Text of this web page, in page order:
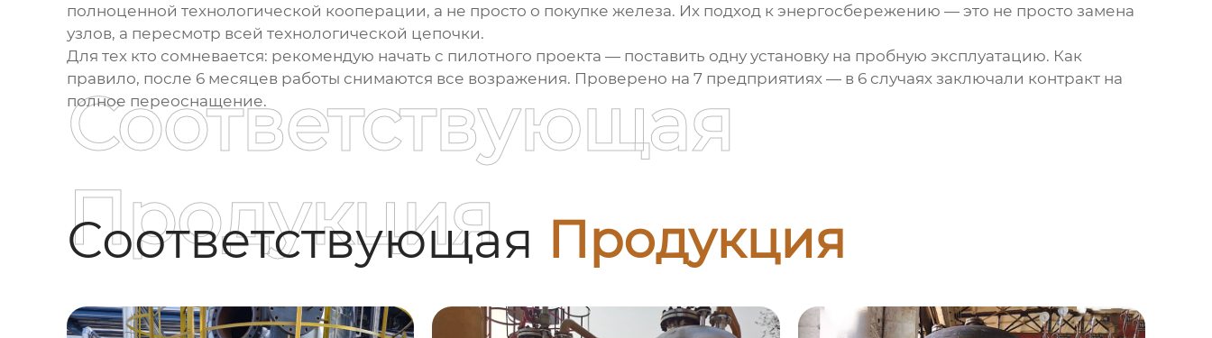
полноценной технологической кооперации, а не просто о покупке железа. Их подход к энергосбережению — это не просто замена
узлов, а пересмотр всей технологической цепочки.
Для тех кто сомневается: рекомендую начать с пилотного проекта — поставить одну установку на пробную эксплуатацию. Как
правило, после 6 месяцев работы снимаются все возражения. Проверено на 7 предприятиях — в 6 случаях заключали контракт на
полное переоснащение.
Соответствующая Продукция
Соответствующая
Продукция